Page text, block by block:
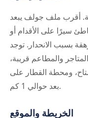
أقرب ملف جولف يبعد
سيرًا على الأقدام أو
بسبب الانحدار. توجد
والمطاعم قريبة،
ومحطة القطار على
بعد حوالي 1 كم.
الخريطة والموقع